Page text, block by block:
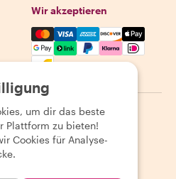
Wir akzeptieren
Mastercard, Visa, Amex,
Datenschutzerklärung | Cookies
um dir das beste
Plattform zu bieten!
Cookies für Analyse-